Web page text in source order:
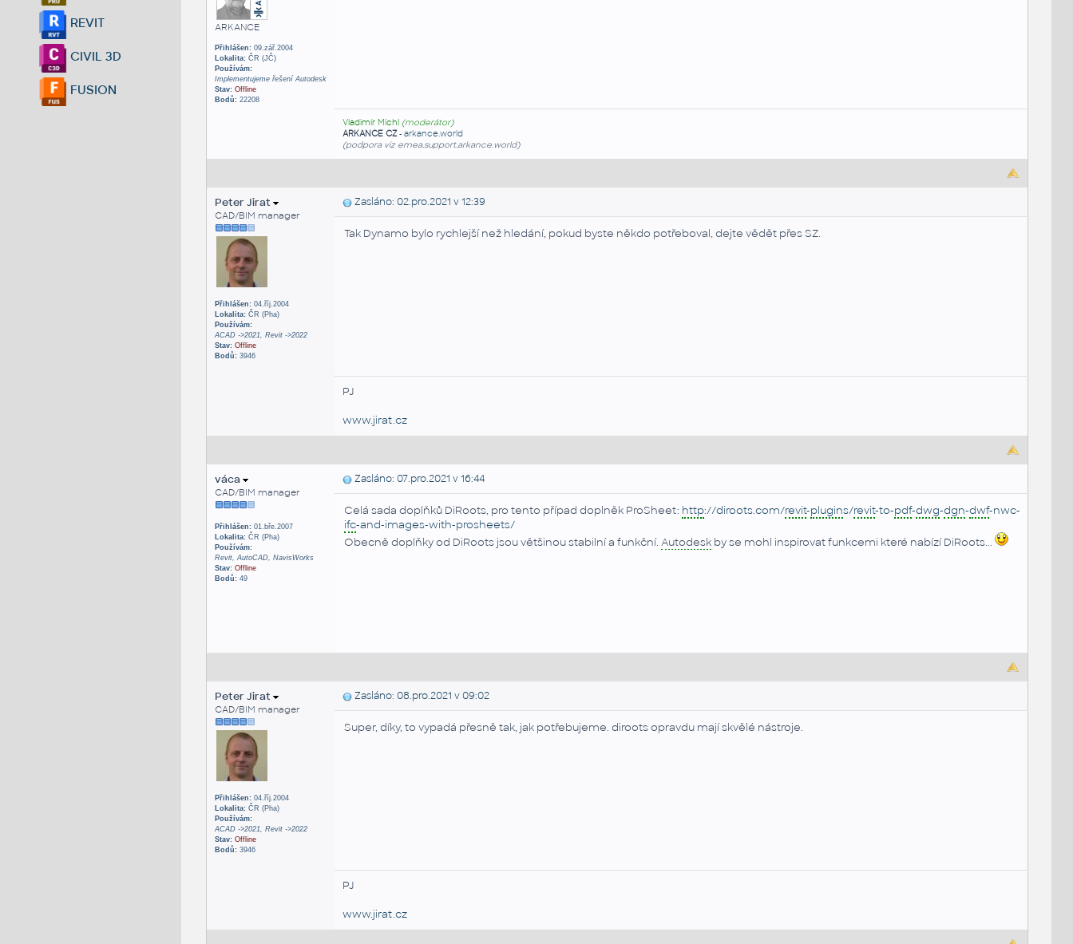
REVIT
CIVIL 3D
FUSION
ARKANCE
Přihlášen:09.zář.2004
Lokalita:ČR (JČ)
Používám:
Implementujeme řešení Autodesk
Stav: Offline
Bodů:22208
Vladimír Michl (moderátor)
ARKANCE CZ- arkance.world
(podpora viz emea.support.arkance.world)
Peter Jirat
CAD/BIM manager
Přihlášen:04.říj.2004
Lokalita:ČR (Pha)
Používám:
ACAD ->2021, Revit ->2022
Stav: Offline
Bodů:3946
Zasláno: 02.pro.2021 v 12:39
Tak Dynamo bylo rychlejší než hledání, pokud byste někdo potřeboval, dejte vědět přes SZ.
PJ
www.jirat.cz
váca
CAD/BIM manager
Přihlášen:01.bře.2007
Lokalita:ČR (Pha)
Používám:
Revit, AutoCAD, NavisWorks
Stav: Offline
Bodů:49
Zasláno: 07.pro.2021 v 16:44
Celá sada doplňků DiRoots, pro tento případ doplněk ProSheet: http://diroots.com/revit-plugins/revit-to-pdf-dwg-dgn-dwf-nwc-
ifc-and-images-with-prosheets/
Obecně doplňky od DiRoots jsou většinou stabilní a funkční. Autodeskby se mohl inspirovat funkcemi které nabízí DiRoots...
Peter Jirat
CAD/BIM manager
Přihlášen:04.říj.2004
Lokalita:ČR (Pha)
Používám:
ACAD ->2021, Revit ->2022
Stav: Offline
Bodů:3946
Zasláno: 08.pro.2021 v 09:02
Super, díky, to vypadá přesně tak, jak potřebujeme. diroots opravdu mají skvělé nástroje.
PJ
www.jirat.cz